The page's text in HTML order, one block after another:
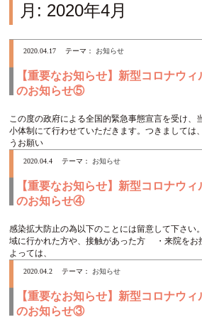
月: 2020年4月
2020.04.17 テーマ：お知らせ
【重要なお知らせ】新型コロナウ
のお知らせ⑤
この度の政府による全国的緊急事態宣言を受け、
小体制にて行わせていただきます。つきましては
うお願い
2020.04.4 テーマ：お知らせ
【重要なお知らせ】新型コロナウ
のお知らせ④
感染拡大防止の為以下のことには留意して下さ
域に行かれた方や、接触があった方 ・来院をお
よっては、
2020.04.2 テーマ：お知らせ
【重要なお知らせ】新型コロナウ
のお知らせ③